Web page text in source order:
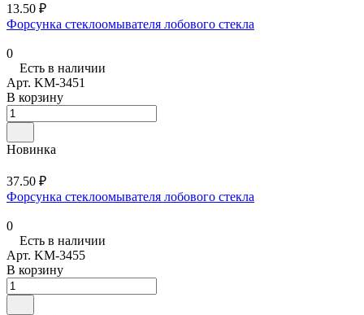
13.50 ₽
Форсунка стеклоомывателя лобового стекла
0
Есть в наличии
Арт. KM-3451
В корзину
Новинка
37.50 ₽
Форсунка стеклоомывателя лобового стекла
0
Есть в наличии
Арт. KM-3455
В корзину